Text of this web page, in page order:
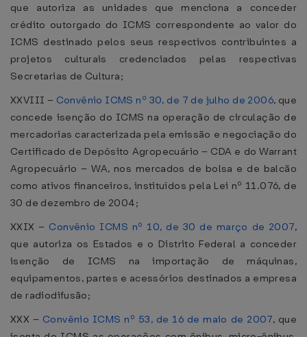
que autoriza as unidades que menciona a conceder
crédito outorgado do ICMS correspondente ao valor do
ICMS destinado pelos seus respectivos contribuintes a
projetos culturais credenciados pelas respectivas
Secretarias de Cultura;
XXVIII – Convênio ICMS nº 30, de 7 de julho de 2006, que
concede isenção do ICMS na operação de circulação de
mercadorias caracterizada pela emissão e negociação do
Certificado de Depósito Agropecuário – CDA e do Warrant
Agropecuário – WA, nos mercados de bolsa e de balcão
como ativos financeiros, instituídos pela Lei nº 11.076, de
30 de dezembro de 2004;
XXIX – Convênio ICMS nº 10, de 30 de março de 2007,
que autoriza os Estados e o Distrito Federal a conceder
isenção de ICMS na importação de máquinas,
equipamentos, partes e acessórios destinados a empresa
de radiodifusão;
XXX – Convênio ICMS nº 53, de 16 de maio de 2007, que